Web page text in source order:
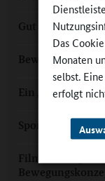
Das
Monaten
selbst.
erfolgt
Gut beraten in
Bewegter
Ein „Bunter
Sport und
Film und